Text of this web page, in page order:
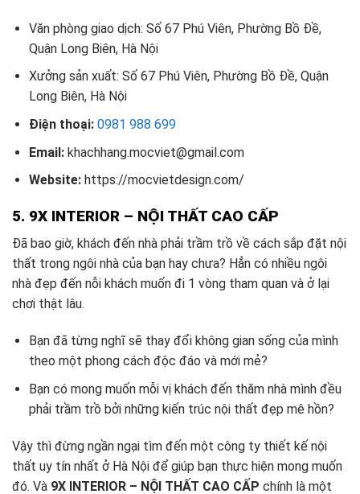
Văn phòng giao dịch: Số 67 Phú Viên, Phường Bồ Đề,
Quận Long Biên, Hà Nội
Xưởng sản xuất: Số 67 Phú Viên, Phường Bồ Đề, Quận
Long Biên, Hà Nội
Điện thoại: 0981 988 699
Email: khachhang.mocviet@gmail.com
Website: https://mocvietdesign.com/
5. 9X INTERIOR – NỘI THẤT CAO CẤP
Đã bao giờ, khách đến nhà phải trầm trồ về cách sắp đặt nội
thất trong ngôi nhà của bạn hay chưa? Hẳn có nhiều ngôi
nhà đẹp đến nỗi khách muốn đi 1 vòng tham quan và ở lại
chơi thật lâu.
Bạn đã từng nghĩ sẽ thay đổi không gian sống của mình
theo một phong cách độc đáo và mới mẻ?
Bạn có mong muốn mỗi vị khách đến thăm nhà mình đều
phải trầm trồ bởi những kiến trúc nội thất đẹp mê hồn?
Vậy thì đừng ngần ngại tìm đến một công ty thiết kế nội
thất uy tín nhất ở Hà Nội để giúp bạn thực hiện mong muốn
đó. Và 9X INTERIOR – NỘI THẤT CAO CẤP chính là một